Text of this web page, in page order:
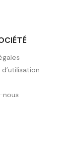
d'utilisation
nous